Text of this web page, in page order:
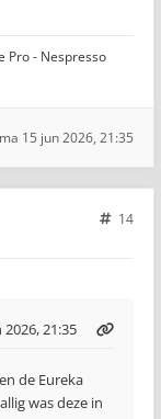
Pro - Nespresso
ma 15 jun 2026, 21:35
14
21:35
de Eureka
was deze in